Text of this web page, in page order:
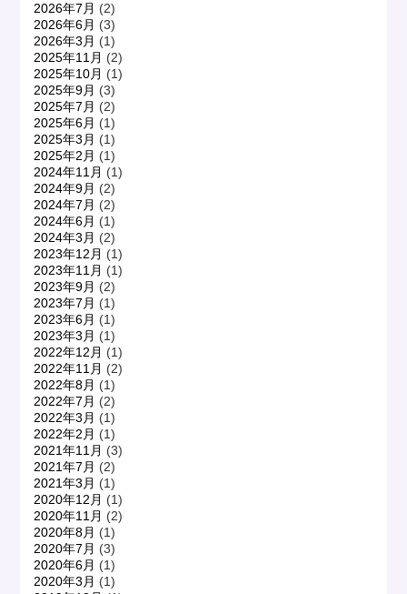
2026年7月 (2)
2026年6月 (3)
2026年3月 (1)
2025年11月 (2)
2025年10月 (1)
2025年9月 (3)
2025年7月 (2)
2025年6月 (1)
2025年3月 (1)
2025年2月 (1)
2024年11月 (1)
2024年9月 (2)
2024年7月 (2)
2024年6月 (1)
2024年3月 (2)
2023年12月 (1)
2023年11月 (1)
2023年9月 (2)
2023年7月 (1)
2023年6月 (1)
2023年3月 (1)
2022年12月 (1)
2022年11月 (2)
2022年8月 (1)
2022年7月 (2)
2022年3月 (1)
2022年2月 (1)
2021年11月 (3)
2021年7月 (2)
2021年3月 (1)
2020年12月 (1)
2020年11月 (2)
2020年8月 (1)
2020年7月 (3)
2020年6月 (1)
2020年3月 (1)